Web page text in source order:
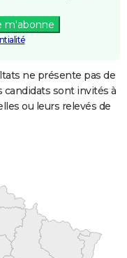
m'abonne
ne présente pas de
candidats sont invités à
ou leurs relevés de